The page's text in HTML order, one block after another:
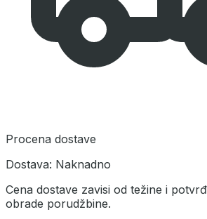
Procena dostave
Dostava: Naknadno
Cena dostave zavisi od težine i
obrade porudžbine.